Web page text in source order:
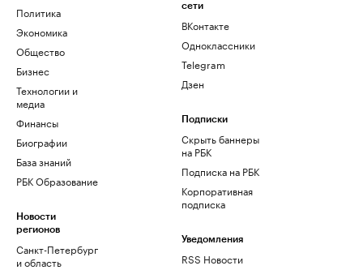
Политика
Экономика
Общество
Бизнес
Технологии и
медиа
Финансы
Биографии
База знаний
РБК Образование
Новости
регионов
Санкт-Петербург
и область
сети
ВКонтакте
Одноклассники
Telegram
Дзен
Подписки
Скрыть баннеры
на РБК
Подписка на РБК
Корпоративная
подписка
Уведомления
RSS Новости